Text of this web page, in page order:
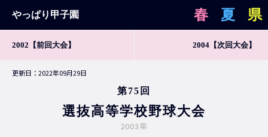
やっぱり甲子園 県
夏
春
更新日：2022年09月29日
第75回
選抜高等学校野球大会
2003年
2004 【次回大会】
2002 【前回大会】